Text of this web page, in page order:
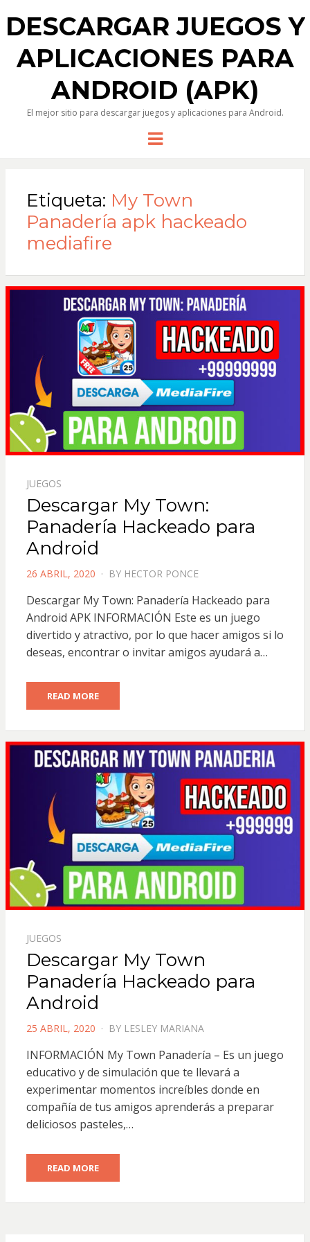
DESCARGAR JUEGOS Y
APLICACIONES PARA
ANDROID (APK)
El mejor sitio para descargar juegos y aplicaciones para Android.
Menu
Etiqueta: My Town
Panadería apk hackeado
mediafire
JUEGOS
Descargar My Town:
Panadería Hackeado para
Android
POSTED
26 ABRIL, 2020 BY HECTOR PONCE
Descargar My Town: Panadería Hackeado para
Android APK INFORMACIÓN Este es un juego
divertido y atractivo, por lo que hacer amigos si lo
deseas, encontrar o invitar amigos ayudará a…
READ MORE
JUEGOS
Descargar My Town
Panadería Hackeado para
Android
POSTED
25 ABRIL, 2020 BY LESLEY MARIANA
INFORMACIÓN My Town Panadería – Es un juego
educativo y de simulación que te llevará a
experimentar momentos increíbles donde en
compañía de tus amigos aprenderás a preparar
deliciosos pasteles,…
READ MORE